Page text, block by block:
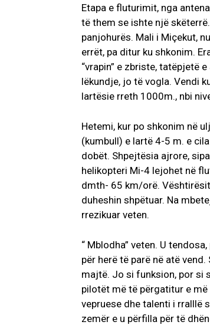
Etapa e fluturimit, nga
të them se ishte një
panjohurës. Mali i Miçekut,
errët, pa ditur ku shkonim.
“vrapin” e zbriste, tatëpjetë
lëkundje, jo të vogla. Vendi
lartësie rreth 1000m., nbi
Hetemi, kur po shkonim në
(kumbull) e lartë 4-5 m. e
dobët. Shpejtësia ajrore,
helikopteri Mi-4 lejohet në
dmth- 65 km/orë.
duheshin shpëtuar. Na
rrezikuar veten.
“ Mblodha” veten. U
për herë të parë në atë
majtë. Jo si funksion, por si
pilotët më të përgatitur e
vepruese dhe talenti i rralllë
zemër e u përfilla për të